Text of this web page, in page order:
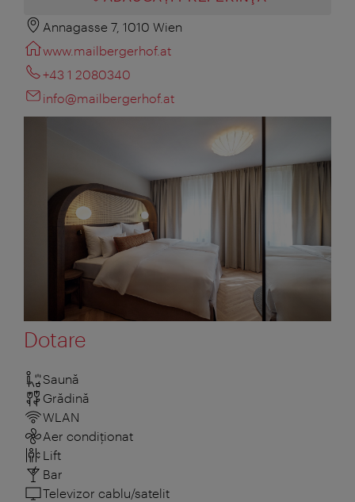
Annagasse 7, 1010 Wien
www.mailbergerhof.at
+43 1 2080340
info@mailbergerhof.at
Dotare
Saună
Grădină
WLAN
Aer condiționat
Lift
Bar
Televizor cablu/satelit